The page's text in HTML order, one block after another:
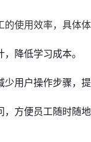
使用效率，具体体
降低学习成本。
用户操作步骤，提
方便员工随时随地